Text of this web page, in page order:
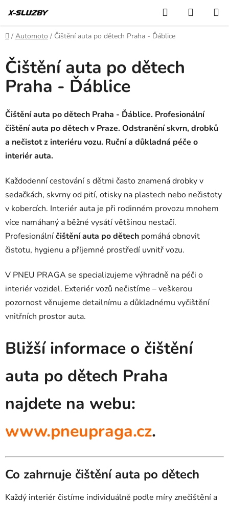
na
obsah
Hledat
KOŠÍK
Domů
/ Automoto / Čištění auta po dětech Praha - Ďáblice
Čištění auta po dětech
Praha - Ďáblice
Čištění auta po dětech Praha - Ďáblice. Profesionální
čištění auta po dětech v Praze. Odstranění skvrn, drobků
a nečistot z interiéru vozu. Ruční a důkladná péče o
interiér auta.
Každodenní cestování s dětmi často znamená drobky v
sedačkách, skvrny od pití, otisky na plastech nebo nečistoty
v kobercích. Interiér auta je při rodinném provozu mnohem
více namáhaný a běžné vysátí většinou nestačí.
Profesionálníčištění auta po dětech pomáhá obnovit
čistotu, hygienu a příjemné prostředí uvnitř vozu.
V PNEU PRAGA se specializujeme výhradně na péči o
interiér vozidel. Exteriér vozů nečistíme – veškerou
pozornost věnujeme detailnímu a důkladnému vyčištění
vnitřních prostor auta.
Bližší informace o čištění
auta po dětech Praha
najdete na webu:
www.pneupraga.cz.
Co zahrnuje čištění auta po dětech
Každý interiér čistíme individuálně podle míry znečištění a